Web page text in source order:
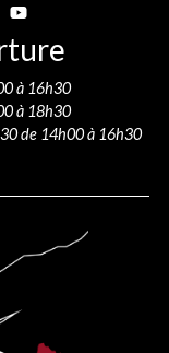
sur
nous sur
Suivez-nous sur
à 16h30
à 18h30
de 14h00 à 16h30